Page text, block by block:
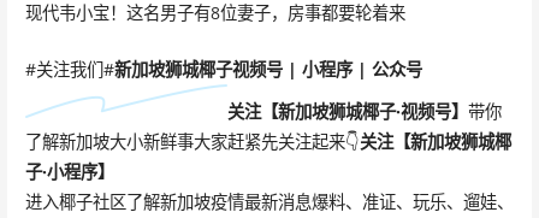
现代韦小宝！这名男子有8位妻子，房事都要轮着来
#关注我们#新加坡狮城椰子视频号 | 小程序 | 公众号
关注【新加坡狮城椰子·视频号】 带你
了解新加坡大小新鲜事大家赶紧先关注起来👇关注【新加坡狮城椰
子·小程序】
进入椰子社区了解新加坡疫情最新消息爆料、准证、玩乐、遛娃、